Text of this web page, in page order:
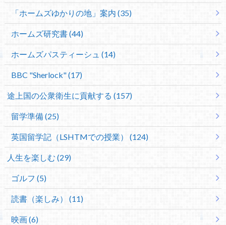
「ホームズゆかりの地」案内 (35)
ホームズ研究書 (44)
ホームズパスティーシュ (14)
BBC "Sherlock" (17)
途上国の公衆衛生に貢献する (157)
留学準備 (25)
英国留学記（LSHTMでの授業） (124)
人生を楽しむ (29)
ゴルフ (5)
読書（楽しみ） (11)
映画 (6)